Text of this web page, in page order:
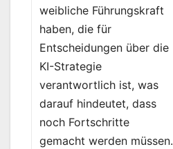
weibliche Führungskraft
haben, die für
Entscheidungen über die
KI-Strategie
verantwortlich ist, was
darauf hindeutet, dass
noch Fortschritte
gemacht werden müssen.